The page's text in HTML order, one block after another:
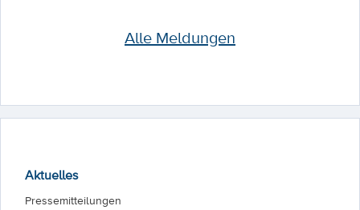
Alle Meldungen
Aktuelles
Pressemitteilungen